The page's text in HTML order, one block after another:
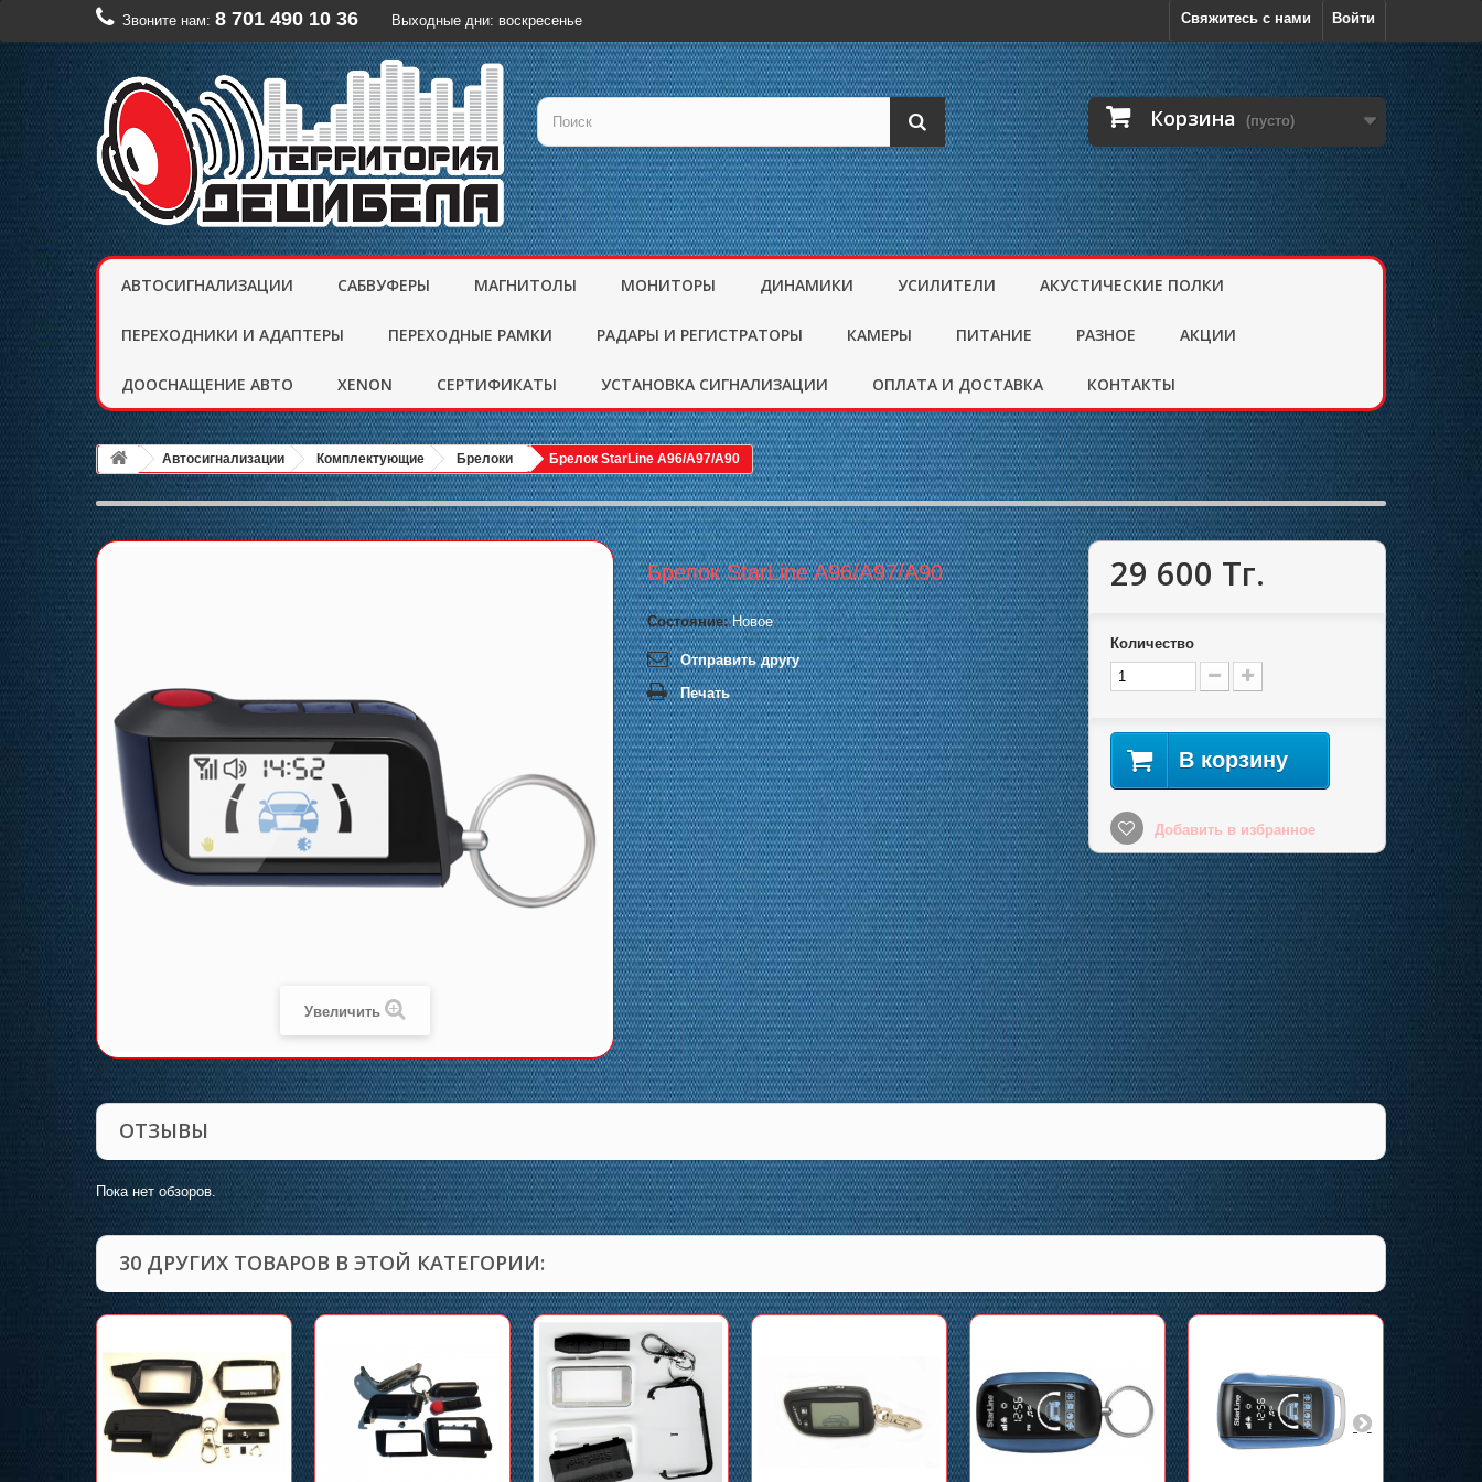
Войти
Свяжитесь с нами
Звоните нам: 8 701 490 10 36 Выходные дни: воскресенье
Корзина (пусто)
АВТОСИГНАЛИЗАЦИИ САБВУФЕРЫ МАГНИТОЛЫ МОНИТОРЫ ДИНАМИКИ УСИЛИТЕЛИ АКУСТИЧЕСКИЕ ПОЛКИ
ПЕРЕХОДНИКИ И АДАПТЕРЫ ПЕРЕХОДНЫЕ РАМКИ РАДАРЫ И РЕГИСТРАТОРЫ КАМЕРЫ ПИТАНИЕ РАЗНОЕ АКЦИИ
ДООСНАЩЕНИЕ АВТО XENON CЕРТИФИКАТЫ УСТАНОВКА СИГНАЛИЗАЦИИ ОПЛАТА И ДОСТАВКА КОНТАКТЫ
Автосигнализации Комплектующие Брелоки Брелок StarLine A96/A97/A90
Увеличить
Брелок StarLine A96/A97/A90
Состояние: Новое
Отправить другу
Печать
29 600 Тг.
Количество
В корзину
Добавить в избранное
ОТЗЫВЫ
Пока нет обзоров.
30 ДРУГИХ ТОВАРОВ В ЭТОЙ КАТЕГОРИИ: